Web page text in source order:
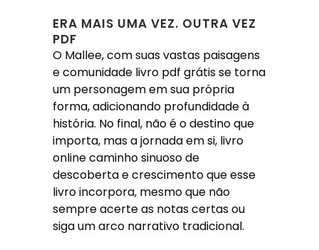
ERA MAIS UMA VEZ. OUTRA VEZ
PDF
O Mallee, com suas vastas paisagens
e comunidade livro pdf grátis se torna
um personagem em sua própria
forma, adicionando profundidade à
história. No final, não é o destino que
importa, mas a jornada em si, livro
online caminho sinuoso de
descoberta e crescimento que esse
livro incorpora, mesmo que não
sempre acerte as notas certas ou
siga um arco narrativo tradicional.